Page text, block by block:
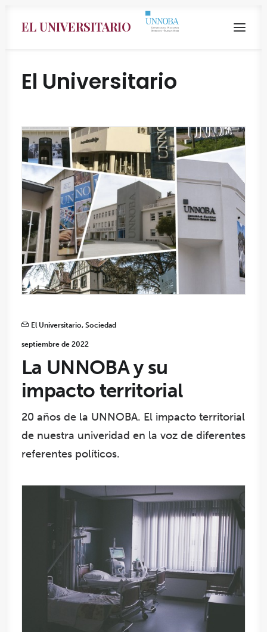
EL UNIVERSITARIO
Search
El Universitario
El Universitario, Sociedad
septiembre de 2022
La UNNOBA y su
impacto territorial
20 años de la UNNOBA. El impacto territorial
de nuestra univeridad en la voz de diferentes
referentes políticos.